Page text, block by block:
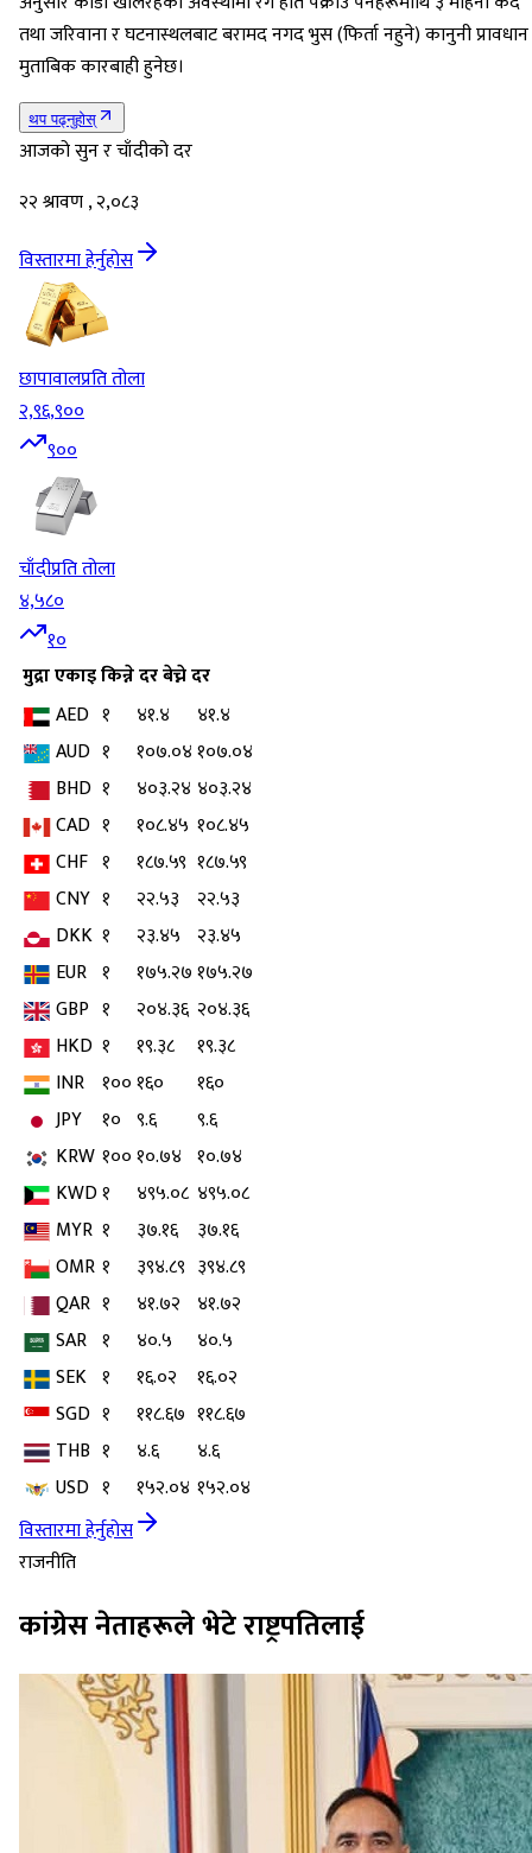
तथा जरिवाना र घटनास्थलबाट बरामद नगद भुस (फिर्ता नहुने) कानुनी प्रावधान
मुताबिक कारबाही हुनेछ।
थप पढ्नुहोस्
आजको सुन र चाँदीको दर
२२ श्रावण , २,०८३
विस्तारमा हेर्नुहोस
छापावालप्रति तोला
२,९६,९००
९००
चाँदीप्रति तोला
४,५८०
१०
मुद्राएकाइकिन्ने दरबेच्ने दर
AED १ ४१.४
४१.४
AUD १ १०७.०४१०७.०४
BHD १ ४०३.२४ ४०३.२४
CAD १ १०८.४५ १०८.४५
CHF १ १८७.५९ १८७.५९
CNY १ २२.५३
२२.५३
DKK १ २३.४५ २३.४५
EUR १ १७५.२७१७५.२७
GBP १ २०४.३६ २०४.३६
HKD १ १९.३८
१९.३८
INR १००१६०
१६०
JPY
१० ९.६
९.६
KRW १००१०.७४ १०.७४
KWD१ ४९५.०८ ४९५.०८
MYR १ ३७.१६
३७.१६
OMR १ ३९४.८९ ३९४.८९
QAR १ ४१.७२ ४१.७२
SAR १ ४०.५
४०.५
SEK १ १६.०२
१६.०२
SGD १ ११८.६७ ११८.६७
THB १ ४.६
४.६
USD १ १५२.०४ १५२.०४
विस्तारमा हेर्नुहोस
राजनीति
कांग्रेस नेताहरूले भेटे राष्ट्रपतिलाई